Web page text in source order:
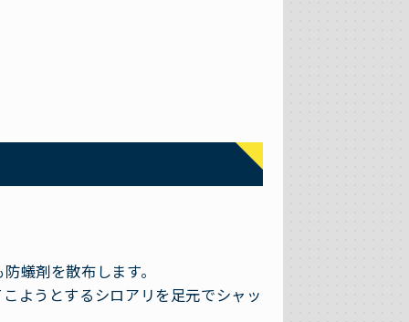
蟻剤を散布します。
ようとするシロアリを足元でシャッ